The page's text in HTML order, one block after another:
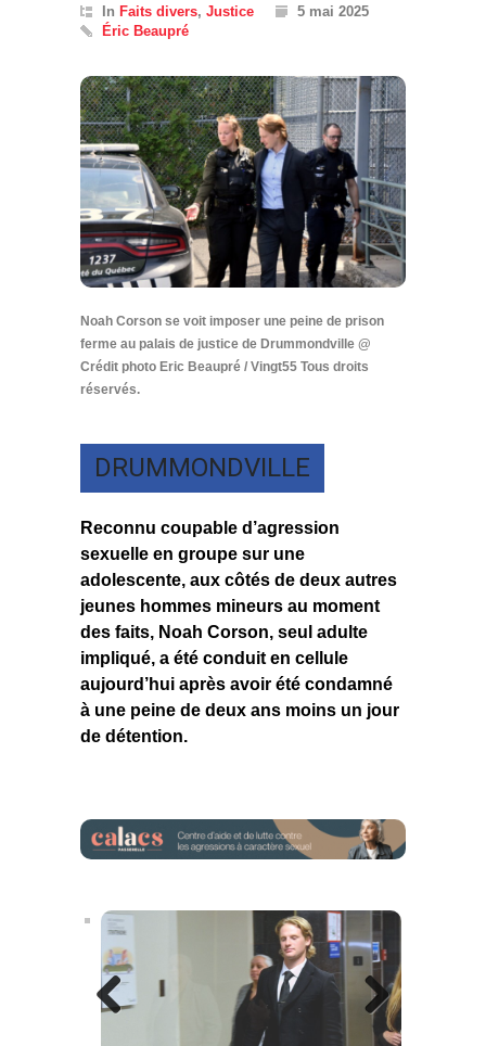
In Faits divers, Justice
5 mai 2025
Éric Beaupré
Noah Corson se voit imposer une peine de prison
ferme au palais de justice de Drummondville @
Crédit photo Eric Beaupré / Vingt55 Tous droits
réservés.
DRUMMONDVILLE
Reconnu coupable d’agression
sexuelle en groupe sur une
adolescente, aux côtés de deux autres
jeunes hommes mineurs au moment
des faits, Noah Corson, seul adulte
impliqué, a été conduit en cellule
aujourd’hui après avoir été condamné
à une peine de deux ans moins un jour
de détention.
Next